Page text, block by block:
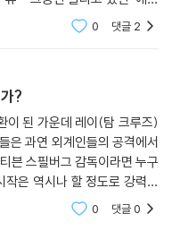
만에 개인적으로 0 댓글 2
?
이 된 가운데 레이(탐 크루즈)
은 과연 외계인들의 공격에서
븐 스필버그 감독이라면 누구
은 역시나 할 정도로 강력한
함을 느낄 정도로 SF 대작임
0 댓글0